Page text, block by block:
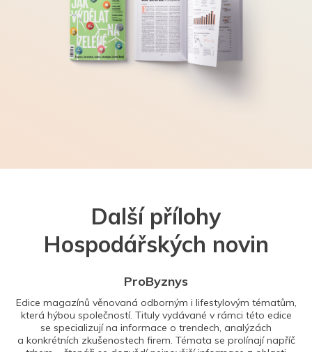
Další přílohy
Hospodářských novin
ProByznys
Edice magazínů věnovaná odborným i lifestylovým tématům,
která hýbou společností. Tituly vydávané v rámci této edice
se specializují na informace o trendech, analýzách
a konkrétních zkušenostech firem. Témata se prolínají napříč